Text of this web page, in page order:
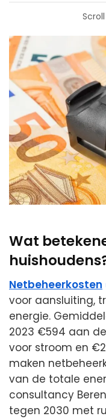
Wat
Netbeheerkosten
voor aansluiting,
energie.
2023 €594 aan
voor stroom en
maken
van de totale
consultancy
tegen 2030 met